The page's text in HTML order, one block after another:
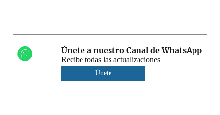
Únete a nuestro Canal de WhatsApp
Recibe todas las actualizaciones
Únete